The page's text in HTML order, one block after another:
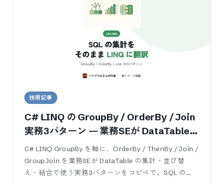
技術記事
C# LINQ の GroupBy / OrderBy / Join
実務3パターン — 業務SEが DataTable
集計をコードで書く
C# LINQ GroupBy を軸に、OrderBy / ThenBy / Join /
GroupJoin を業務SEが DataTable の集計・並び替
え・結合で使う実務3パターンをコピペで。SQL の